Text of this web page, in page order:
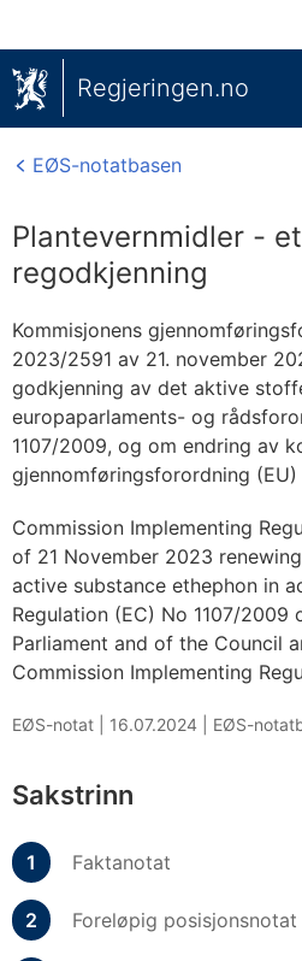
Regjeringen.no
EØS-notatbasen
Plantevernmidler -
regodkjenning
Kommisjonens
2023/2591 av 21. november
godkjenning av det aktive
europaparlaments- og
1107/2009, og om endring av
gjennomføringsforordning (EU)
Commission Implementing
of 21 November 2023
active substance ethephon in
Regulation (EC) No 1107/2009
Parliament and of the Council
Commission Implementing
EØS-notat | 16.07.2024 EØS-
Sakstrinn
Faktanotat
Foreløpig posisjonsnotat